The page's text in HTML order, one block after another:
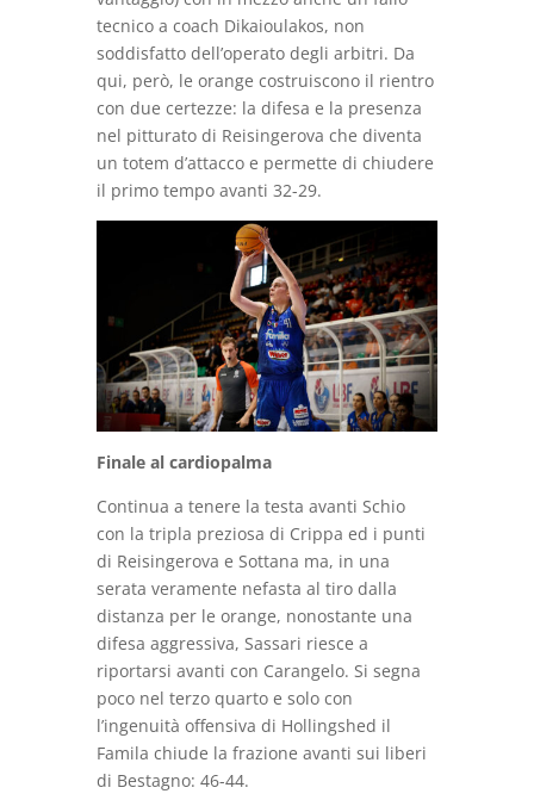
tecnico a coach Dikaioulakos, non
soddisfatto dell’operato degli arbitri. Da
qui, però, le orange costruiscono il rientro
con due certezze: la difesa e la presenza
nel pitturato di Reisingerova che diventa
un totem d’attacco e permette di chiudere
il primo tempo avanti 32-29.
Finale al cardiopalma
Continua a tenere la testa avanti Schio
con la tripla preziosa di Crippa ed i punti
di Reisingerova e Sottana ma, in una
serata veramente nefasta al tiro dalla
distanza per le orange, nonostante una
difesa aggressiva, Sassari riesce a
riportarsi avanti con Carangelo. Si segna
poco nel terzo quarto e solo con
l’ingenuità offensiva di Hollingshed il
Famila chiude la frazione avanti sui liberi
di Bestagno: 46-44.